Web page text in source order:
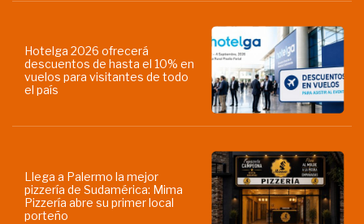
Hotelga 2026 ofrecerá
descuentos de hasta el 10% en
vuelos para visitantes de todo
el país
Llega a Palermo la mejor
pizzería de Sudamérica: Mima
Pizzería abre su primer local
porteño